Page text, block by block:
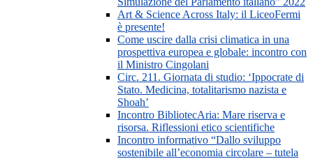
Art & Science Across Italy: il LiceoFermi
è presente!
Come uscire dalla crisi climatica in una
prospettiva europea e globale: incontro con
il Ministro Cingolani
Circ. 211. Giornata di studio: ‘Ippocrate di
Stato. Medicina, totalitarismo nazista e
Shoah’
Incontro BibliotecAria: Mare riserva e
risorsa. Riflessioni etico scientifiche
Incontro informativo “Dallo sviluppo
sostenibile all’economia circolare – tutela